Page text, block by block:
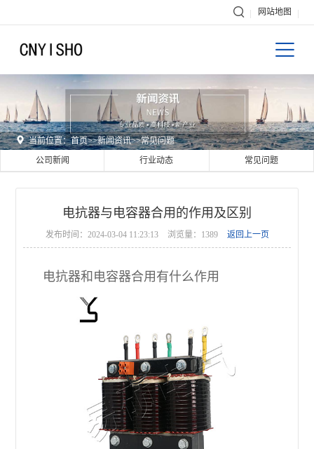
 网站地图

 当前位置：首页>>新闻资讯>>常见问题
公司新闻
行业动态 常见问题
电抗器与电容器合用的作用及区别
发布时间：2024-03-04 11:23:13 浏览量：1389 返回上一页
电抗器和电容器合用有什么作用